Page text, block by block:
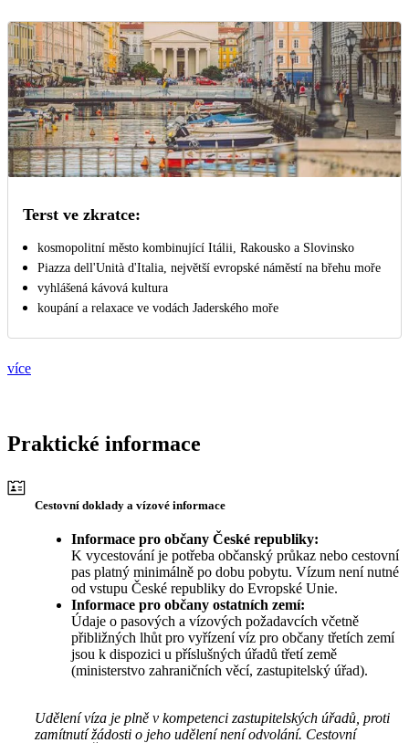
Terst ve zkratce:
kosmopolitní město kombinující Itálii, Rakousko a Slovinsko
Piazza dell'Unità d'Italia, největší evropské náměstí na břehu moře
vyhlášená kávová kultura
koupání a relaxace ve vodách Jaderského moře
více
Praktické informace
Cestovní doklady a vízové informace
Informace pro občany České republiky:
K vycestování je potřeba občanský průkaz nebo cestovní
pas platný minimálně po dobu pobytu. Vízum není nutné
od vstupu České republiky do Evropské Unie.
Informace pro občany ostatních zemí:
Údaje o pasových a vízových požadavcích včetně
přibližných lhůt pro vyřízení víz pro občany třetích zemí
jsou k dispozici u příslušných úřadů třetí země
(ministerstvo zahraničních věcí, zastupitelský úřad).
Udělení víza je plně v kompetenci zastupitelských úřadů, proti
zamítnutí žádosti o jeho udělení není odvolání. Cestovní